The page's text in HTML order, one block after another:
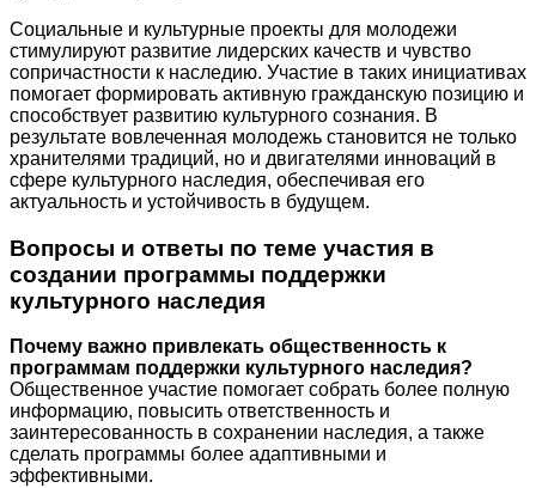
Социальные и культурные проекты для молодежи
стимулируют развитие лидерских качеств и чувство
сопричастности к наследию. Участие в таких инициативах
помогает формировать активную гражданскую позицию и
способствует развитию культурного сознания. В
результате вовлеченная молодежь становится не только
хранителями традиций, но и двигателями инноваций в
сфере культурного наследия, обеспечивая его
актуальность и устойчивость в будущем.
Вопросы и ответы по теме участия в
создании программы поддержки
культурного наследия
Почему важно привлекать общественность к
программам поддержки культурного наследия?
Общественное участие помогает собрать более полную
информацию, повысить ответственность и
заинтересованность в сохранении наследия, а также
сделать программы более адаптивными и
эффективными.